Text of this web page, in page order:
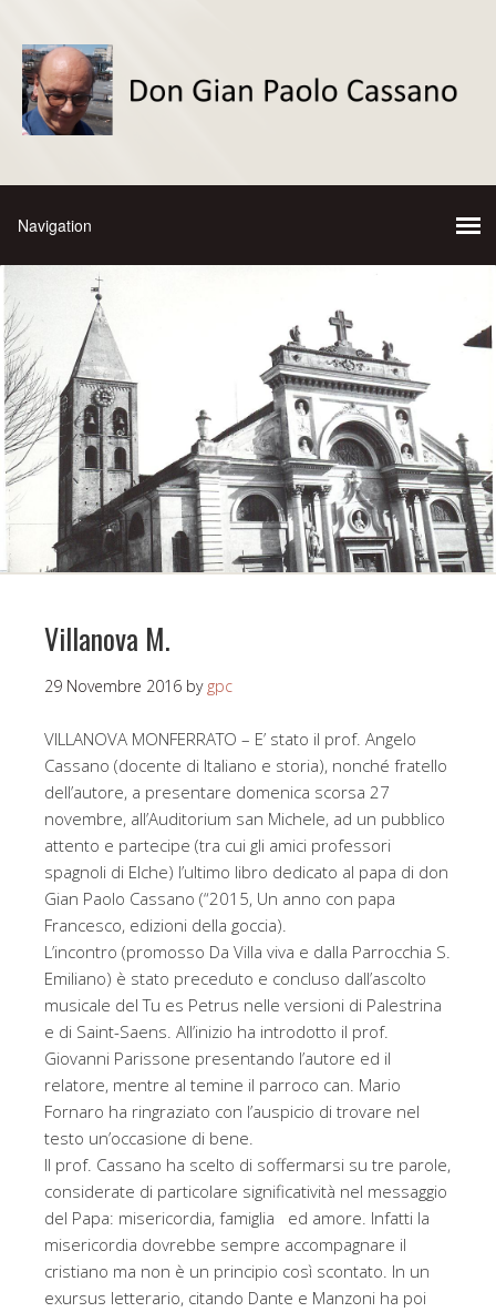
Villanova M.
29 Novembre 2016 by gpc
VILLANOVA MONFERRATO – E’ stato il prof. Angelo
Cassano (docente di Italiano e storia), nonché fratello
dell’autore, a presentare domenica scorsa 27
novembre, all’Auditorium san Michele, ad un pubblico
attento e partecipe (tra cui gli amici professori
spagnoli di Elche) l’ultimo libro dedicato al papa di don
Gian Paolo Cassano (“2015, Un anno con papa
Francesco, edizioni della goccia).
L’incontro (promosso Da Villa viva e dalla Parrocchia S.
Emiliano) è stato preceduto e concluso dall’ascolto
musicale del Tu es Petrus nelle versioni di Palestrina
e di Saint-Saens. All’inizio ha introdotto il prof.
Giovanni Parissone presentando l’autore ed il
relatore, mentre al temine il parroco can. Mario
Fornaro ha ringraziato con l’auspicio di trovare nel
testo un’occasione di bene.
Il prof. Cassano ha scelto di soffermarsi su tre parole,
considerate di particolare significatività nel messaggio
del Papa: misericordia, famiglia ed amore. Infatti la
misericordia dovrebbe sempre accompagnare il
cristiano ma non è un principio così scontato. In un
exursus letterario, citando Dante e Manzoni ha poi